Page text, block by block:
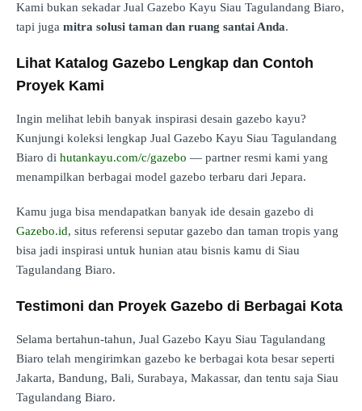
Kami bukan sekadar Jual Gazebo Kayu Siau Tagulandang Biaro,
tapi juga mitra solusi taman dan ruang santai Anda.
Lihat Katalog Gazebo Lengkap dan Contoh
Proyek Kami
Ingin melihat lebih banyak inspirasi desain gazebo kayu?
Kunjungi koleksi lengkap Jual Gazebo Kayu Siau Tagulandang
Biaro di hutankayu.com/c/gazebo — partner resmi kami yang
menampilkan berbagai model gazebo terbaru dari Jepara.
Kamu juga bisa mendapatkan banyak ide desain gazebo di
Gazebo.id, situs referensi seputar gazebo dan taman tropis yang
bisa jadi inspirasi untuk hunian atau bisnis kamu di Siau
Tagulandang Biaro.
Testimoni dan Proyek Gazebo di Berbagai Kota
Selama bertahun-tahun, Jual Gazebo Kayu Siau Tagulandang
Biaro telah mengirimkan gazebo ke berbagai kota besar seperti
Jakarta, Bandung, Bali, Surabaya, Makassar, dan tentu saja Siau
Tagulandang Biaro.